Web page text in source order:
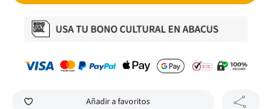
Añadir a favoritos